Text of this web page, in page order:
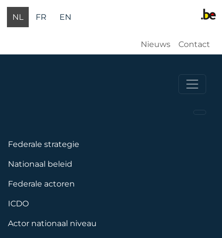
Overslaan en naar de inhoud gaan
NL
FR EN
Nieuws Contact
Navigation principale
Federale strategie
Nationaal beleid
Federale actoren
ICDO
Actor nationaal niveau